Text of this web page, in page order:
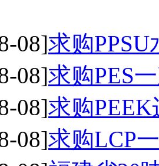
08]求购PPSU
08]求购PES
08]求购
08]求购LCP